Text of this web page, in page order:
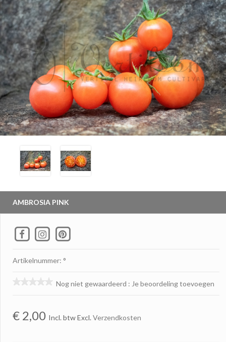
AMBROSIA PINK
Artikelnummer: °
Nog niet gewaardeerd : Je beoordeling toevoegen
€ 2,00 Incl. btw Excl. Verzendkosten